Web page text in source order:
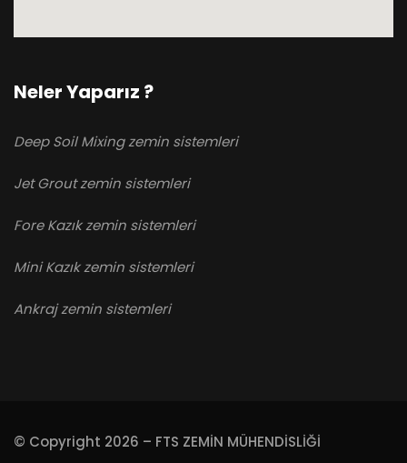
Neler Yaparız ?
Deep Soil Mixing zemin sistemleri
Jet Grout zemin sistemleri
Fore Kazık zemin sistemleri
Mini Kazık zemin sistemleri
Ankraj zemin sistemleri
© Copyright 2026 – FTS ZEMİN MÜHENDİSLİĞİ